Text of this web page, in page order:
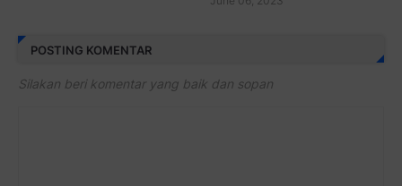
POSTING KOMENTAR
Silakan beri komentar yang baik dan sopan